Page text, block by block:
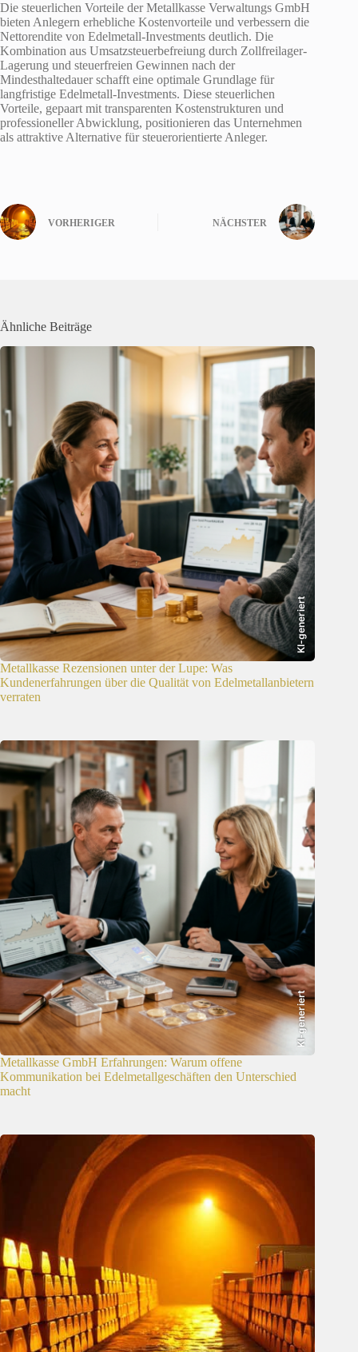
Die steuerlichen Vorteile der Metallkasse Verwaltungs GmbH
bieten Anlegern erhebliche Kostenvorteile und verbessern die
Nettorendite von Edelmetall-Investments deutlich. Die
Kombination aus Umsatzsteuerbefreiung durch Zollfreilager-
Lagerung und steuerfreien Gewinnen nach der
Mindesthaltedauer schafft eine optimale Grundlage für
langfristige Edelmetall-Investments. Diese steuerlichen
Vorteile, gepaart mit transparenten Kostenstrukturen und
professioneller Abwicklung, positionieren das Unternehmen
als attraktive Alternative für steuerorientierte Anleger.
VORHERIGER NÄCHSTER
Ähnliche Beiträge
KI-generiert
Metallkasse Rezensionen unter der Lupe: Was
Kundenerfahrungen über die Qualität von Edelmetallanbietern
verraten
KI-generiert
Metallkasse GmbH Erfahrungen: Warum offene
Kommunikation bei Edelmetallgeschäften den Unterschied
macht